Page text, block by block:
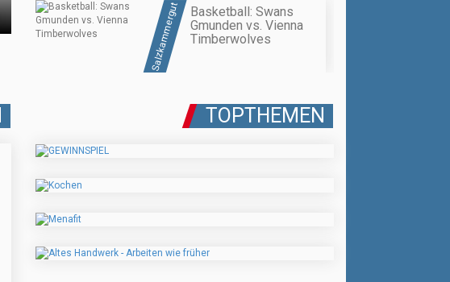
Salzkammergut
Basketball: Swans
Gmunden vs. Vienna
Timberwolves
TOPTHEMEN